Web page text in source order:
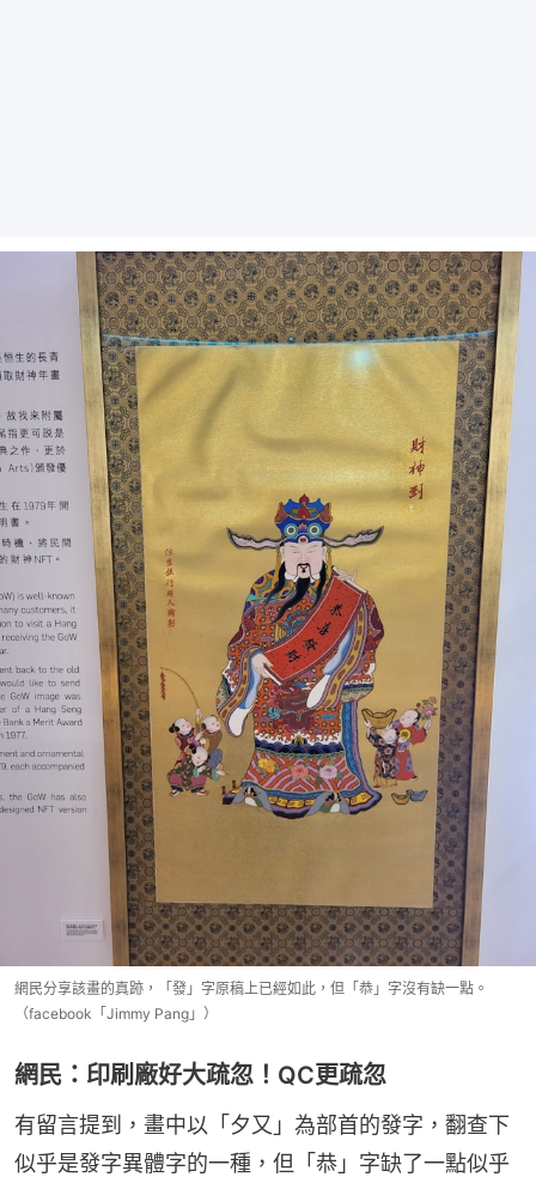
網民分享該畫的真跡，「發」字原稿上已經如此，但「恭」字沒有缺一點。
（facebook「Jimmy Pang」）
網民：印刷廠好大疏忽！QC更疏忽
有留言提到，畫中以「夕又」為部首的發字，翻查下
似乎是發字異體字的一種，但「恭」字缺了一點似乎